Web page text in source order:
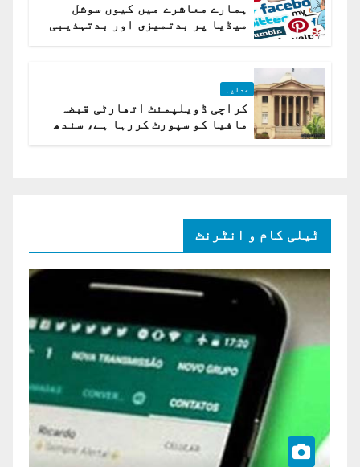
ہمارے معاشرے میں کیوں سوشل
میڈیا پر بدتمیزی اور بدتہذیبی
عدلیہ
کراچی ڈویلپمنٹ اتھارٹی قبضہ
مافیا کو سپورٹ کررہا ہے، سندھ
ٹیلی کام و انٹرنٹ